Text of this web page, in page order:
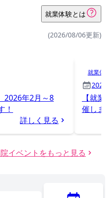
就業体験とは
(2026/08/06更新)
2026年2月～8
詳しく見る
就業体
2026
【就
催しま
イベントをもっと見る